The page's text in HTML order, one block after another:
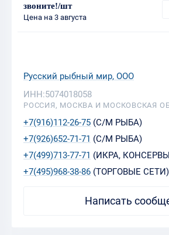
звоните!/шт
Цена на 3 августа
Русский рыбный мир, ООО
ИНН:5074018058
РОССИЯ, МОСКВА И МОСКОВСКАЯ
+7(916)112-26-75 (С/М РЫБА)
+7(926)652-71-71 (С/М РЫБА)
+7(499)713-77-71 (ИКРА,
+7(495)968-38-86 (ТОРГОВЫЕ СЕТИ)
Написать